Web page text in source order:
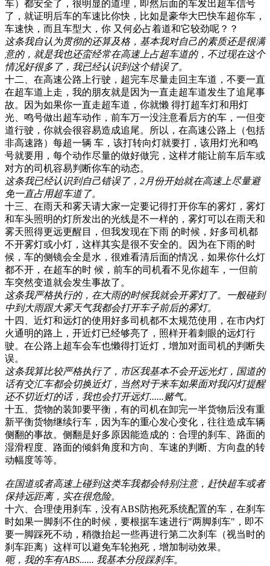
车）都安全了，很明显的道理，即然后面的车发出超车信号
了，就证明后车的车速比你快，比如是豪华大巴快车超你车，
车速快，而且车型大，你 又何必占着道和它较劲呢？？
这条我自认为贯彻的还算及格，基本我对自己的素质还是很满
意的，就是我也还蛮经常在高速上占超车道的，不过现在这个
情况好很多了，我已经认识到这个错误了。
十二、在高速公路上行驶，超完车尽量走回主车道，不要一直
在超车道上走，我的朋友就是因为一直走超车道发生了追尾事
故。因为如果你一直走超车道，你就懒 得打超车灯和用灯
光、鸣号做出超车动作，前车万一没注意看后方的车，一但变
道行驶，你就会很容易造成追尾。所以，在高速公路上（包括
非高速路）每超一辆 车，该打转向灯就要打，该用灯光和鸣
号就要用，每个动作尽量的做好做完，这样才能让前车后车或
对方的司机容易判断你车的动态。
这条我已经认识到自己错误了，2月份开始就在高速上尽量避
免一直占用超车道了。
十三、在雨天和雾天请大家一定要记得打开你车的雾灯，雾灯
和车头照明的灯所发出的光线是不一样的，雾灯可以在雨天和
雾天照得更远更醒目，但我发现在下雨 的时候，好多司机都
不开雾灯或小灯，这样其实是很不安全的。因为在下雨的时
候，车的侧镜会全是水，很难看清后面的情况，如果你什么灯
都不开，在超车的时 候，前车的司机看不见你超车，一但前
车突然变道就会发生事故了。
这条我严格执行的，在大雨的时候我就会开雾灯了。一般碰到
中到大雨跟大雾天气我都会打开车子前后的雾灯。
十四、近灯和远灯的使用好多司机都不太规范使用，在市内灯
火通明的路上，开近灯已经够亮了，照样开着刺眼的远灯行
驶。在公路上超车会车也懒得打近灯，增加对面司机的判断失
误。
这条我算比较严格执行了，市区我基本不会开远光灯，国道的
话有交汇车都会切换近灯，当然对于来车如果面对我闪灯提醒
还不切近灯的话，我也会打开远灯......赌气。
十五、货物的装卸要平衡，有的司机在卸完一半货物后没有重
新平衡货物继续行车，因为车的重心发心变化，往往造成车辆
侧翻的事故。侧翻是好多原因能造成的：合理的刹车、路面的
湿滑程度、路面的倾斜角度和方向、车速的判断、方向盘的转
动幅度等等。
在国道或者高速上碰到这类车我都会特别注意，赶快超车或者
保持远距离，实在很危险。
十六、合理使用刹车，没有ABS防抱死系统配置的车，在刹车
时如果一脚刹不住的时候，要根据车速进行"两脚刹车"，即不
要一脚踩死不动，稍微抬起一些再进行第二次刹车（视当时的
刹车距离）这样可以避免车轮抱死，增加制动效果。
呃，我的车有ABS...... 我基本分段踩刹车。